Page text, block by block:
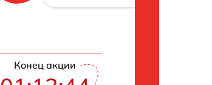
Конец акции